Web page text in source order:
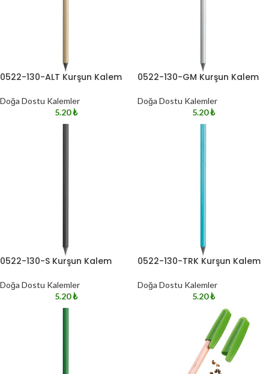
0522-130-ALT Kurşun Kalem
Doğa Dostu Kalemler
5.20₺
0522-130-GM Kurşun Kalem
Doğa Dostu Kalemler
5.20₺
0522-130-S Kurşun Kalem
Doğa Dostu Kalemler
5.20₺
0522-130-TRK Kurşun Kalem
Doğa Dostu Kalemler
5.20₺